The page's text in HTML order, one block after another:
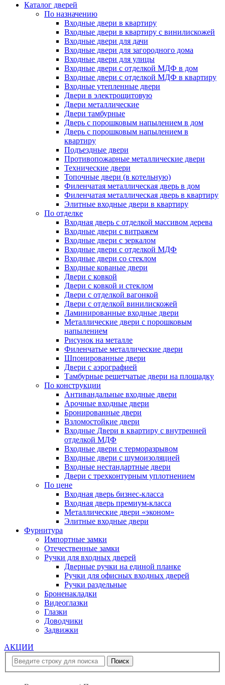
Каталог дверей
По назначению
Входные двери в квартиру
Входные двери в квартиру с винилискожей
Входные двери для дачи
Входные двери для загородного дома
Входные двери для улицы
Входные двери с отделкой МДФ в дом
Входные двери с отделкой МДФ в квартиру
Входные утепленные двери
Двери в электрощитовую
Двери металлические
Двери тамбурные
Дверь с порошковым напылением в дом
Дверь с порошковым напылением в
квартиру
Подъездные двери
Противопожарные металлические двери
Технические двери
Топочные двери (в котельную)
Филенчатая металлическая дверь в дом
Филенчатая металлическая дверь в квартиру
Элитные входные двери в квартиру
По отделке
Входная дверь с отделкой массивом дерева
Входные двери с витражем
Входные двери с зеркалом
Входные двери с отделкой МДФ
Входные двери со стеклом
Входные кованые двери
Двери с ковкой
Двери с ковкой и стеклом
Двери с отделкой вагонкой
Двери с отделкой винилискожей
Ламинированные входные двери
Металлические двери с порошковым
напылением
Рисунок на металле
Филенчатые металлические двери
Шпонированные двери
Двери с аэрографией
Тамбурные решетчатые двери на площадку
По конструкции
Антивандальные входные двери
Арочные входные двери
Бронированные двери
Взломостойкие двери
Входные Двери в квартиру с внутренней
отделкой МДФ
Входные двери с терморазрывом
Входные двери с шумоизоляцией
Входные нестандартные двери
Двери с трехконтурным уплотнением
По цене
Входная дверь бизнес-класса
Входная дверь премиум-класса
Металлические двери «эконом»
Элитные входные двери
Фурнитура
Импортные замки
Отечественные замки
Ручки для входных дверей
Дверные ручки на единой планке
Ручки для офисных входных дверей
Ручки раздельные
Броненакладки
Видеоглазки
Глазки
Доводчики
Задвижки
АКЦИИ